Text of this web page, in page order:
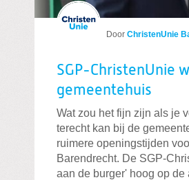
Door ChristenUnie
SGP-ChristenUnie
gemeentehuis
Wat zou het fijn zijn als je
terecht kan bij de
ruimere openingstijden
Barendrecht. De SGP-
aan de burger' hoog op